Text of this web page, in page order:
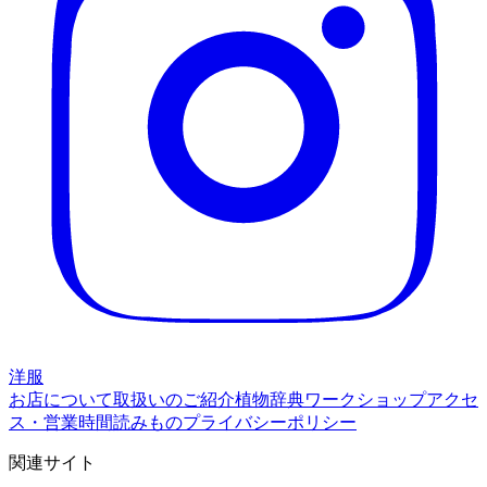
洋服
お店について取扱いのご紹介植物辞典ワークショップアクセ
ス・営業時間読みものプライバシーポリシー
関連サイト